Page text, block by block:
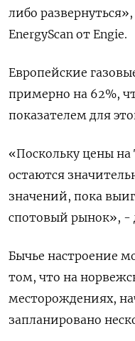
либо
EnergyScan от Engie.
Европейские
примерно на 62%,
показателем для
«Поскольку цены на
остаются
значений, пока
спотовый рынок», -
Бычье настроение
том, что на
месторождениях,
запланировано